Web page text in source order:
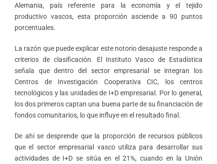
Alemania, país referente para la economía y el tejido
productivo vascos, esta proporción asciende a 90 puntos
porcentuales.
La razón que puede explicar este notorio desajuste responde a
criterios de clasificación. El Instituto Vasco de Estadística
señala que dentro del sector empresarial se integran los
Centros de Investigación Cooperativa CIC, los centros
tecnológicos y las unidades de I+D empresarial. Por lo general,
los dos primeros captan una buena parte de su financiación de
fondos comunitarios, lo que influye en el resultado final.
De ahí se desprende que la proporción de recursos públicos
que el sector empresarial vasco utiliza para desarrollar sus
actividades de I+D se sitúa en el 21%, cuando en la Unión